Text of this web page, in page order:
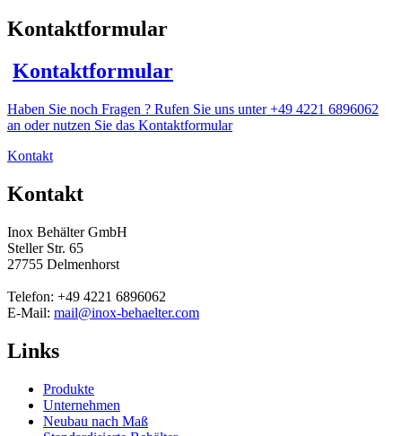
Kontaktformular
Kontaktformular
Haben Sie noch Fragen ? Rufen Sie uns unter +49 4221 6896062
an oder nutzen Sie das Kontaktformular
Kontakt
Kontakt
Inox Behälter GmbH
Steller Str. 65
27755 Delmenhorst
Telefon: +49 4221 6896062
E-Mail: mail@inox-behaelter.com
Links
Produkte
Unternehmen
Neubau nach Maß